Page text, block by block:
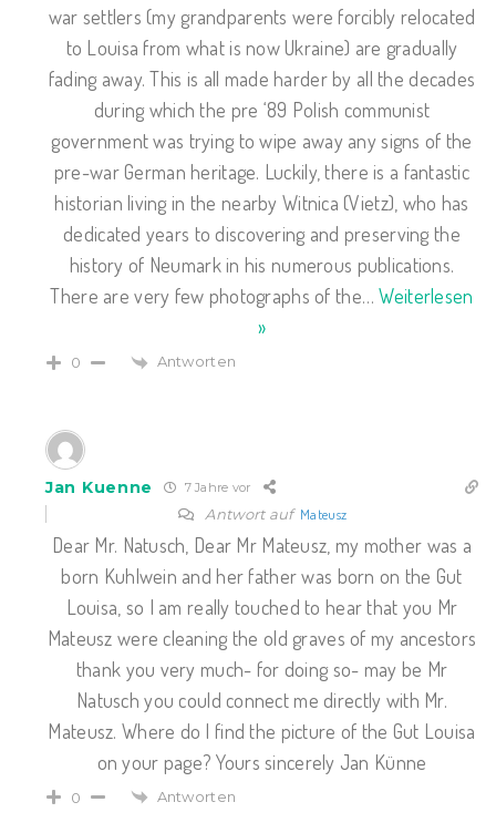
war settlers (my grandparents were forcibly relocated
to Louisa from what is now Ukraine) are gradually
fading away. This is all made harder by all the decades
during which the pre ‘89 Polish communist
government was trying to wipe away any signs of the
pre-war German heritage. Luckily, there is a fantastic
historian living in the nearby Witnica (Vietz), who has
dedicated years to discovering and preserving the
history of Neumark in his numerous publications.
There are very few photographs of the…Weiterlesen
»
0 Antworten
Jan Kuenne 7 Jahre vor
Antwort auf Mateusz
Dear Mr. Natusch, Dear Mr Mateusz, my mother was a
born Kuhlwein and her father was born on the Gut
Louisa, so I am really touched to hear that you Mr
Mateusz were cleaning the old graves of my ancestors
thank you very much- for doing so- may be Mr
Natusch you could connect me directly with Mr.
Mateusz. Where do I find the picture of the Gut Louisa
on your page? Yours sincerely Jan Künne
0 Antworten